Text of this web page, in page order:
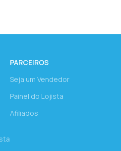
PARCEIROS
Seja um Vendedor
Painel do Lojista
Afiliados